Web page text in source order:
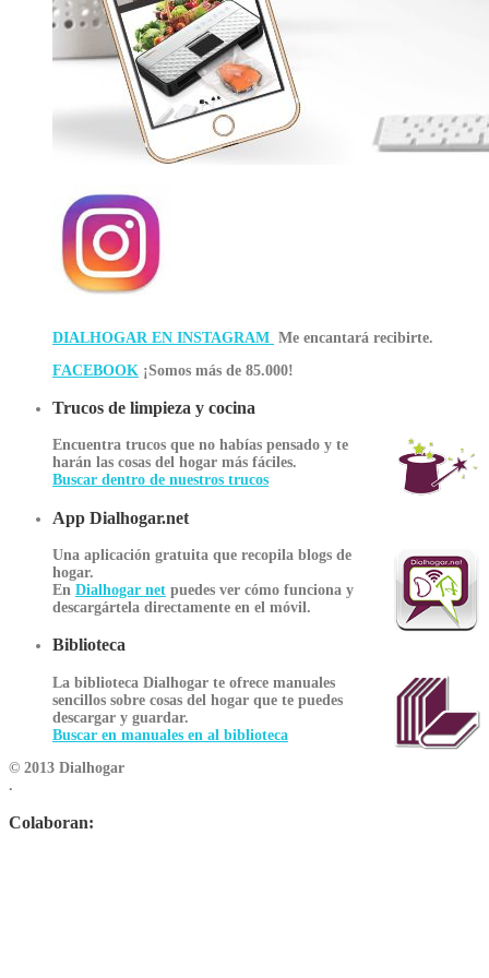
DIALHOGAR EN INSTAGRAM Me encantará recibirte.
FACEBOOK ¡Somos más de 85.000!
Trucos de limpieza y cocina
Encuentra trucos que no habías pensado y te
harán las cosas del hogar más fáciles.
Buscar dentro de nuestros trucos
App Dialhogar.net
Una aplicación gratuita que recopila blogs de
hogar.
En Dialhogar net puedes ver cómo funciona y
descargártela directamente en el móvil.
Biblioteca
La biblioteca Dialhogar te ofrece manuales
sencillos sobre cosas del hogar que te puedes
descargar y guardar.
Buscar en manuales en al biblioteca
© 2013 Dialhogar
.
Colaboran: